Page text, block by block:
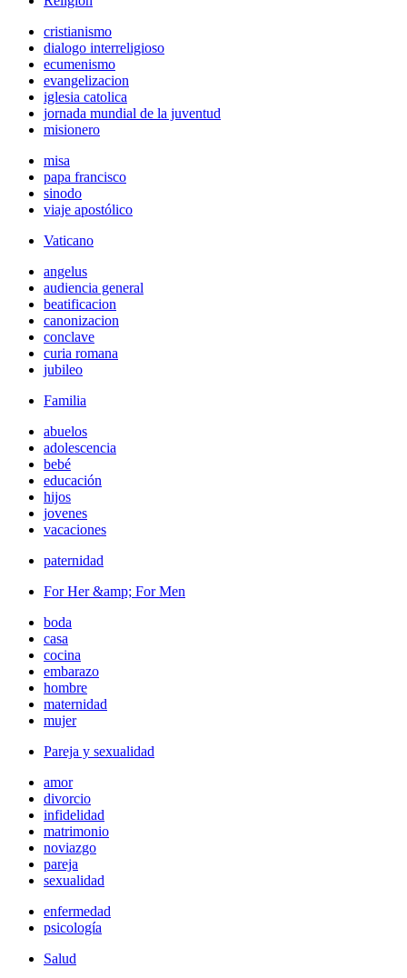
cristianismo
dialogo interreligioso
ecumenismo
evangelizacion
iglesia catolica
jornada mundial de la juventud
misionero
misa
papa francisco
sinodo
viaje apostólico
Vaticano
angelus
audiencia general
beatificacion
canonizacion
conclave
curia romana
jubileo
Familia
abuelos
adolescencia
bebé
educación
hijos
jovenes
vacaciones
paternidad
For Her &amp; For Men
boda
casa
cocina
embarazo
hombre
maternidad
mujer
Pareja y sexualidad
amor
divorcio
infidelidad
matrimonio
noviazgo
pareja
sexualidad
enfermedad
psicología
Salud